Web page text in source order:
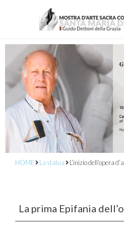
HOME La statua L’inizio dell’opera
La prima Epifania